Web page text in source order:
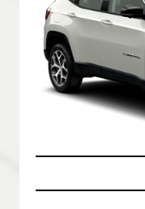
100% DA